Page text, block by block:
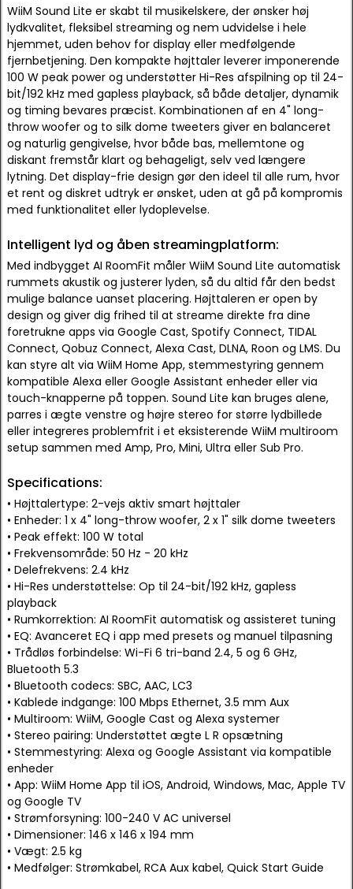
WiiM Sound Lite er skabt til musikelskere, der ønsker høj
lydkvalitet, fleksibel streaming og nem udvidelse i hele
hjemmet, uden behov for display eller medfølgende
fjernbetjening. Den kompakte højttaler leverer imponerende
100 W peak power og understøtter Hi-Res afspilning op til 24-
bit/192 kHz med gapless playback, så både detaljer, dynamik
og timing bevares præcist. Kombinationen af en 4" long-
throw woofer og to silk dome tweeters giver en balanceret
og naturlig gengivelse, hvor både bas, mellemtone og
diskant fremstår klart og behageligt, selv ved længere
lytning. Det display-frie design gør den ideel til alle rum, hvor
et rent og diskret udtryk er ønsket, uden at gå på kompromis
med funktionalitet eller lydoplevelse.
Intelligent lyd og åben streamingplatform:
Med indbygget AI RoomFit måler WiiM Sound Lite automatisk
rummets akustik og justerer lyden, så du altid får den bedst
mulige balance uanset placering. Højttaleren er open by
design og giver dig frihed til at streame direkte fra dine
foretrukne apps via Google Cast, Spotify Connect, TIDAL
Connect, Qobuz Connect, Alexa Cast, DLNA, Roon og LMS. Du
kan styre alt via WiiM Home App, stemmestyring gennem
kompatible Alexa eller Google Assistant enheder eller via
touch-knapperne på toppen. Sound Lite kan bruges alene,
parres i ægte venstre og højre stereo for større lydbillede
eller integreres problemfrit i et eksisterende WiiM multiroom
setup sammen med Amp, Pro, Mini, Ultra eller Sub Pro.
Specifications:
• Højttalertype: 2-vejs aktiv smart højttaler
• Enheder: 1 x 4" long-throw woofer, 2 x 1" silk dome tweeters
• Peak effekt: 100 W total
• Frekvensområde: 50 Hz - 20 kHz
• Delefrekvens: 2.4 kHz
• Hi-Res understøttelse: Op til 24-bit/192 kHz, gapless
playback
• Rumkorrektion: AI RoomFit automatisk og assisteret tuning
• EQ: Avanceret EQ i app med presets og manuel tilpasning
• Trådløs forbindelse: Wi-Fi 6 tri-band 2.4, 5 og 6 GHz,
Bluetooth 5.3
• Bluetooth codecs: SBC, AAC, LC3
• Kablede indgange: 100 Mbps Ethernet, 3.5 mm Aux
• Multiroom: WiiM, Google Cast og Alexa systemer
• Stereo pairing: Understøttet ægte L R opsætning
• Stemmestyring: Alexa og Google Assistant via kompatible
enheder
• App: WiiM Home App til iOS, Android, Windows, Mac, Apple TV
og Google TV
• Strømforsyning: 100-240 V AC universel
• Dimensioner: 146 x 146 x 194 mm
• Vægt: 2.5 kg
• Medfølger: Strømkabel, RCA Aux kabel, Quick Start Guide